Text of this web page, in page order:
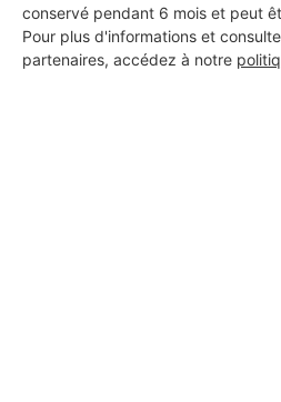
conservé pendant 6 mois et peut
Pour plus d'informations et
partenaires, accédez à notre